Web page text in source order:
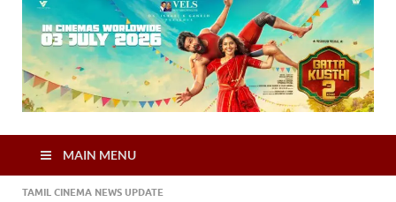
MAIN MENU
TAMIL CINEMA NEWS UPDATE